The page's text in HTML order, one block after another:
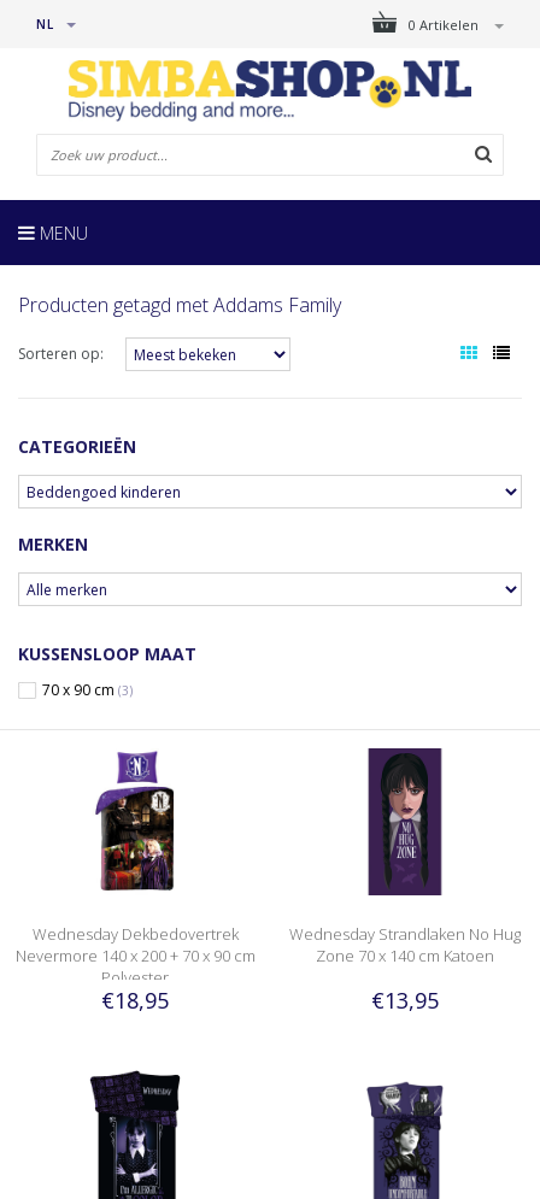
0 Artikelen
NL
MENU
Producten getagd met Addams Family
Sorteren op:
CATEGORIEËN
MERKEN
KUSSENSLOOP MAAT
70 x 90 cm (3)
Wednesday Dekbedovertrek
Nevermore 140 x 200 + 70 x 90 cm
Polyester
€18,95
Wednesday Strandlaken No Hug
Zone 70 x 140 cm Katoen
€13,95